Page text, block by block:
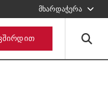
მხარდაჭერა
დაგიკავშირდებით